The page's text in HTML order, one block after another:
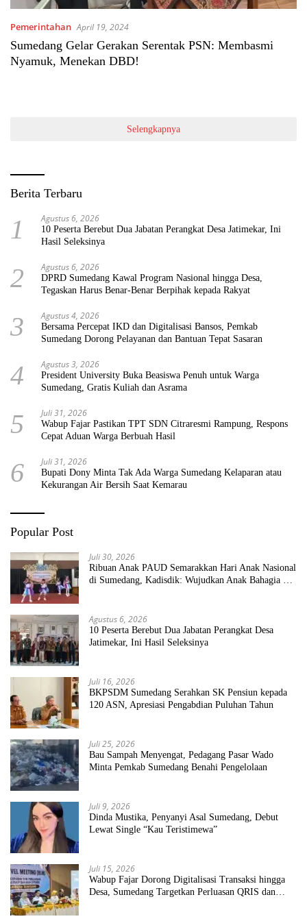
Pemerintahan April 19, 2024
Sumedang Gelar Gerakan Serentak PSN: Membasmi
Nyamuk, Menekan DBD!
Selengkapnya
Berita Terbaru
1 Agustus 6, 2026
10 Peserta Berebut Dua Jabatan Perangkat Desa Jatimekar, Ini
Hasil Seleksinya
2 Agustus 6, 2026
DPRD Sumedang Kawal Program Nasional hingga Desa,
Tegaskan Harus Benar-Benar Berpihak kepada Rakyat
3 Agustus 4, 2026
Bersama Percepat IKD dan Digitalisasi Bansos, Pemkab
Sumedang Dorong Pelayanan dan Bantuan Tepat Sasaran
4 Agustus 3, 2026
President University Buka Beasiswa Penuh untuk Warga
Sumedang, Gratis Kuliah dan Asrama
5 Juli 31, 2026
Wabup Fajar Pastikan TPT SDN Citraresmi Rampung, Respons
Cepat Aduan Warga Berbuah Hasil
6 Juli 31, 2026
Bupati Dony Minta Tak Ada Warga Sumedang Kelaparan atau
Kekurangan Air Bersih Saat Kemarau
Popular Post
Juli 30, 2026
Ribuan Anak PAUD Semarakkan Hari Anak Nasional
di Sumedang, Kadisdik: Wujudkan Anak Bahagia dan
Agustus 6, 2026
10 Peserta Berebut Dua Jabatan Perangkat Desa
Jatimekar, Ini Hasil Seleksinya
Juli 16, 2026
BKPSDM Sumedang Serahkan SK Pensiun kepada
120 ASN, Apresiasi Pengabdian Puluhan Tahun
Juli 25, 2026
Bau Sampah Menyengat, Pedagang Pasar Wado
Minta Pemkab Sumedang Benahi Pengelolaan
Juli 9, 2026
Dinda Mustika, Penyanyi Asal Sumedang, Debut
Lewat Single “Kau Teristimewa”
Juli 15, 2026
Wabup Fajar Dorong Digitalisasi Transaksi hingga
Desa, Sumedang Targetkan Perluasan QRIS dan